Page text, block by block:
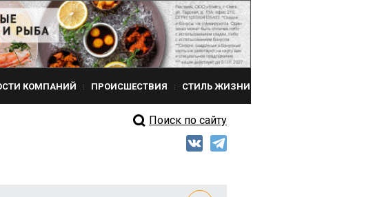
КОМПАНИЙ ПРОИСШЕСТВИЯ СТИЛЬ ЖИЗНИ
Поиск по сайту